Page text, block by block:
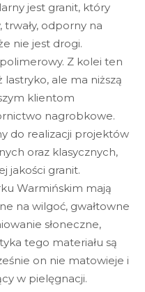
jest granit, który
trwały, odporny na
nie jest drogi.
Z kolei ten
lastryko, ale ma niższą
klientom
nagrobkowe.
do realizacji projektów
oraz klasycznych,
jakości granit.
Warmińskim mają
na wilgoć, gwałtowne
słoneczne,
tego materiału są
on nie matowieje i
w pielęgnacji.